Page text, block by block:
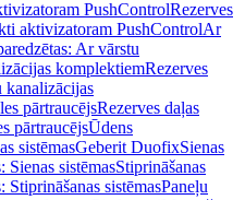
PushControlRezerves
aktivizatoram PushControlAr
Ar vārstu
komplektiemRezerves
kanalizācijas
pārtraucējsRezerves daļas
pārtraucējsŪdens
sistēmasGeberit DuofixSienas
Sienas sistēmasStiprināšanas
Stiprināšanas sistēmasPaneļu